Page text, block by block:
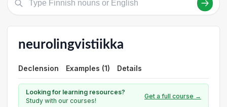
neurolingvistiikka
Declension Examples (1) Details
Looking for learning resources?
Study with our courses!
Get a full course →